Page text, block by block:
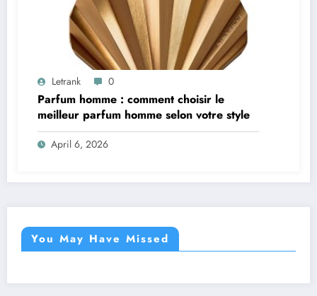
Letrank 0
Parfum homme : comment choisir le
meilleur parfum homme selon votre style
April 6, 2026
You May Have Missed